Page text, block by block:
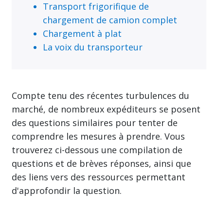
Transport frigorifique de
chargement de camion complet
Chargement à plat
La voix du transporteur
Compte tenu des récentes turbulences du
marché, de nombreux expéditeurs se posent
des questions similaires pour tenter de
comprendre les mesures à prendre. Vous
trouverez ci-dessous une compilation de
questions et de brèves réponses, ainsi que
des liens vers des ressources permettant
d'approfondir la question.